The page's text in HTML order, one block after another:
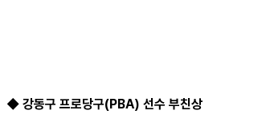
◆ 강동구 프로당구(PBA) 선수 부친상